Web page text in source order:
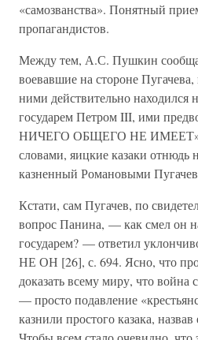
«самозванства». Понятный
пропагандистов.
Между тем, А.С. Пушкин
воевавшие на стороне
ними действительно находился
государем Петром III, ими
НИЧЕГО ОБЩЕГО НЕ ИМЕЕТ»
словами, яицкие казаки отнюдь
казненный Романовыми
Кстати, сам Пугачев, по
вопрос Панина, — как смел он
государем? — ответил
НЕ ОН [26], с. 694. Ясно, что
доказать всему миру, что война
— просто подавление
казнили простого казака,